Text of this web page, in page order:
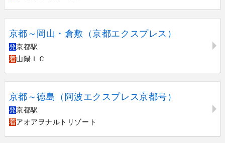
京都～岡山・倉敷（京都エクスプレス）
発京都駅
着山陽ＩＣ
京都～徳島（阿波エクスプレス京都号）
発京都駅
着アオアヲナルトリゾート